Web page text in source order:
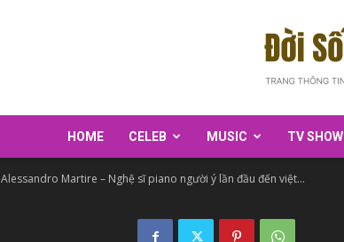
HOME CELEB MUSIC TV SHOW
Alessandro Martire – Nghệ sĩ piano người ý lần đầu đến việt...